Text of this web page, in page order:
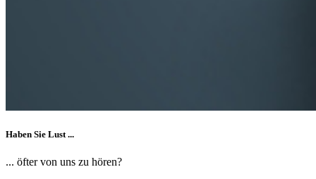
Haben Sie Lust ...
... öfter von uns zu hören?